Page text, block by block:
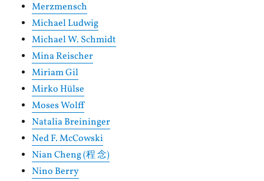
Merzmensch
Michael Ludwig
Michael W. Schmidt
Mina Reischer
Miriam Gil
Mirko Hülse
Moses Wolff
Natalia Breininger
Ned F. McCowski
Nian Cheng (程 念)
Nino Berry